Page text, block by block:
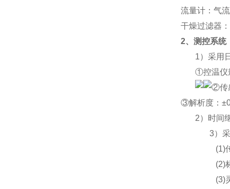
流量计：气
干燥过滤器
2、测控系统
1）采
①控温仪
②传
③解析度：
2）时间
3）
(1)
(2)
(3)